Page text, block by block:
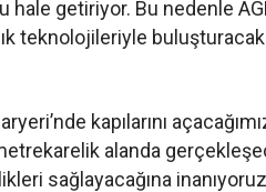
getiriyor. Bu nedenle
teknolojileriyle
kapılarını
alanda
sağlayacağına